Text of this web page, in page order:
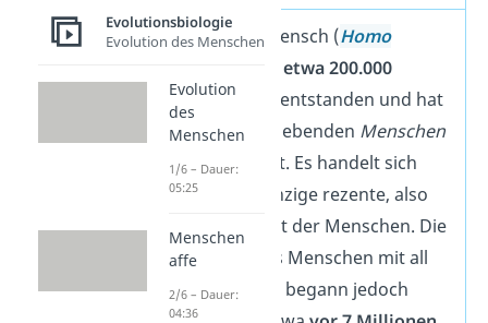
Der moderne Mensch (Homo
vor etwa 200.000
Jahrenin Afrika entstanden und hat
sich zum heute lebenden Menschen
weiterentwickelt. Es handelt sich
dabei um die einzige rezente, also
überlebende, Art der Menschen. Die
Entwicklung des Menschen mit all
ihren Vorfahren begann jedoch
Evolutionsbiologie
Evolution des Menschen
Evolution
des
Menschen
1/6 – Dauer:
05:25
Menschen
affe
2/6 – Dauer:
04:36